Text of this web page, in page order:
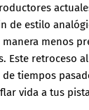
de estilo
menos
Este retroceso
de tiempos
vida a tus